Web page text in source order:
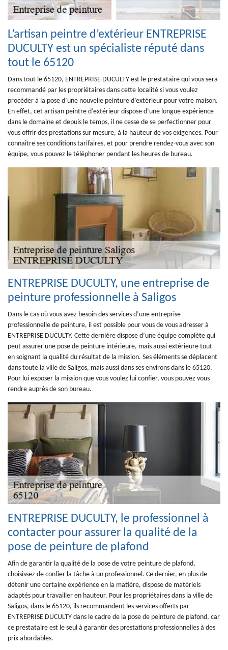
L’artisan peintre d’extérieur ENTREPRISE
DUCULTY est un spécialiste réputé dans
tout le 65120
Dans tout le 65120, ENTREPRISE DUCULTY est le prestataire qui vous sera
recommandé par les propriétaires dans cette localité si vous voulez
procéder à la pose d’une nouvelle peinture d’extérieur pour votre maison.
En effet, cet artisan peintre d’extérieur dispose d’une longue expérience
dans le domaine et depuis le temps, il ne cesse de se perfectionner pour
vous offrir des prestations sur mesure, à la hauteur de vos exigences. Pour
connaître ses conditions tarifaires, et pour prendre rendez-vous avec son
équipe, vous pouvez le téléphoner pendant les heures de bureau.
ENTREPRISE DUCULTY, une entreprise de
peinture professionnelle à Saligos
Dans le cas où vous avez besoin des services d’une entreprise
professionnelle de peinture, il est possible pour vous de vous adresser à
ENTREPRISE DUCULTY. Cette dernière dispose d’une équipe complète qui
peut assurer une pose de peinture intérieure, mais aussi extérieure tout
en soignant la qualité du résultat de la mission. Ses éléments se déplacent
dans toute la ville de Saligos, mais aussi dans ses environs dans le 65120.
Pour lui exposer la mission que vous voulez lui confier, vous pouvez vous
rendre auprès de son bureau.
ENTREPRISE DUCULTY, le professionnel à
contacter pour assurer la qualité de la
pose de peinture de plafond
Afin de garantir la qualité de la pose de votre peinture de plafond,
choisissez de confier la tâche à un professionnel. Ce dernier, en plus de
détenir une certaine expérience en la matière, dispose de matériels
adaptés pour travailler en hauteur. Pour les propriétaires dans la ville de
Saligos, dans le 65120, ils recommandent les services offerts par
ENTREPRISE DUCULTY dans le cadre de la pose de peinture de plafond, car
ce prestataire est le seul à garantir des prestations professionnelles à des
prix abordables.